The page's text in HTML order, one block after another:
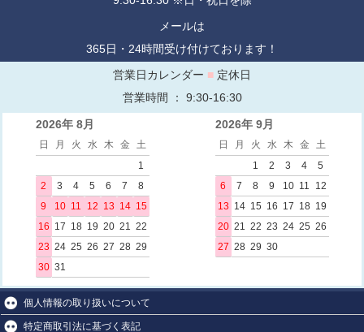
メールは
365日・24時間受け付けております！
営業日カレンダー ■ 定休日
営業時間 ： 9:30-16:30
2026年 8月
日 月 火 水 木 金
土
1
2
3 4 5 6 7
8
9
10 11 12 13 14 15
16 17 18 19 20 21
22
23 24 25 26 27 28 29
30 31
2026年 9月
日 月 火 水 木 金
土
1
2 3 4
5
6
7 8 9 10 11
12
13 14 15 16 17 18 19
20 21 22 23 24 25 26
27 28 29 30
個人情報の取り扱いについて
特定商取引法に基づく表記